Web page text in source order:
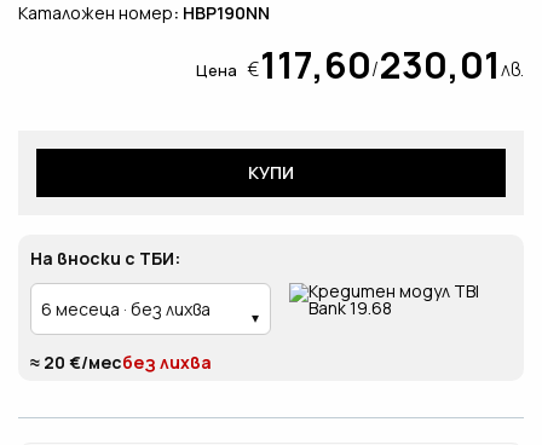
Каталожен номер: HBP190NN
Цена €117,60/230,01лв.
КУПИ
На вноски с ТБИ:
≈ 20 €/месбез лихва